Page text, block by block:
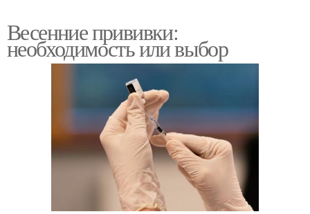
Весенние прививки:
необходимость или выбор